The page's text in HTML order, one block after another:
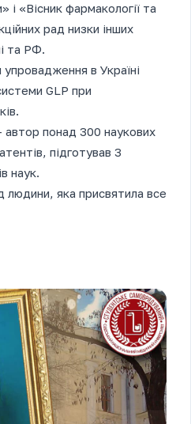
і «Вісник фармакології та
рад низки інших
та РФ.
упровадження в Україні
GLP при
понад 300 наукових
підготував 3
наук.
яка присвятила все